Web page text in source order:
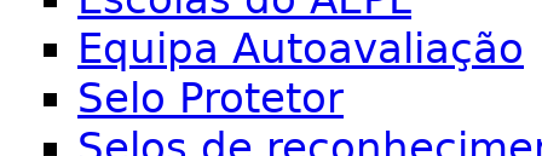
Equipa Autoavaliação
Selo Protetor